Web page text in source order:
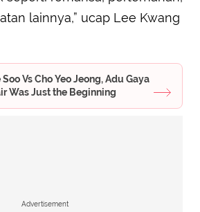
lainnya,” ucap Lee Kwang
Vs Cho Yeo Jeong, Adu Gaya
Was Just the Beginning
Advertisement